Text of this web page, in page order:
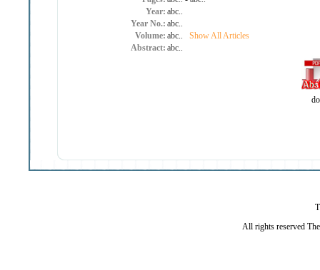
Year: abc..
Year No.: abc..
Volume: abc..
Show All Articles
Abstract: abc..
All rights reserved